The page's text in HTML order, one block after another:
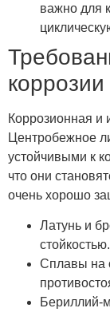
важно для
Коррозионная и
Центробежное
устойчивыми к
что они
очень хорошо
Латунь и
стойкостью.
Сплавы на
Бериллий-